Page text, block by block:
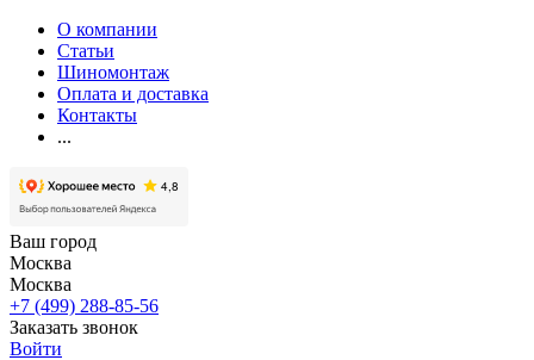
О компании
Статьи
Шиномонтаж
Оплата и доставка
Контакты
...
Ваш город
Москва
Москва
+7 (499) 288-85-56
Заказать звонок
Войти